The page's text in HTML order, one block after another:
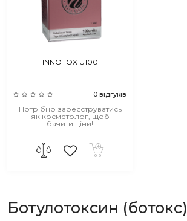
INNOTOX U100
0 відгуків
Потрібно зареєструватись
як косметолог, щоб
бачити ціни!
Ботулотоксин (ботокс)